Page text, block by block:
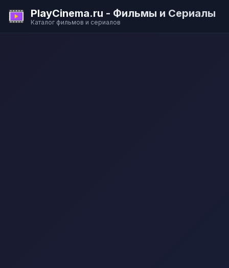
PlayCinema.ru - Фильмы и Сериалы
Каталог фильмов и сериалов